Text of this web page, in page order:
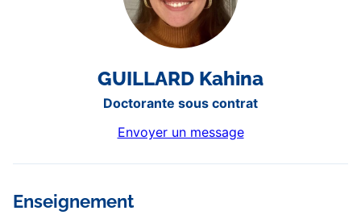
GUILLARD Kahina
Doctorante sous contrat
Envoyer un message
Enseignement